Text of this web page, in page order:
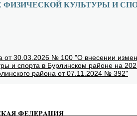
КУЛЬТУРЫ И
от 30.03.2026 № 100 "О вне­се­нии
и спор­та в Бур­лин­ском рай­оне на
рай­о­на от 07.11.2024 № 392"